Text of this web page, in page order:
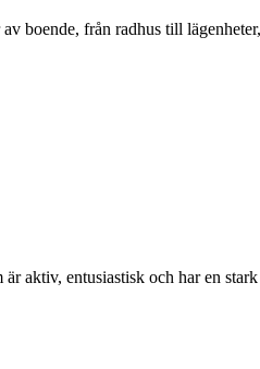
boende, från radhus till
aktiv, entusiastisk och har en